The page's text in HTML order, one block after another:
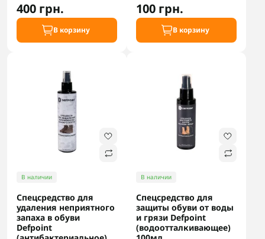
400 грн.
В корзину
100 грн.
В корзину
В наличии
Спецсредство для
удаления неприятного
запаха в обуви
Defpoint
В наличии
Спецсредство для
защиты обуви от воды
и грязи Defpoint
(водоотталкивающее)